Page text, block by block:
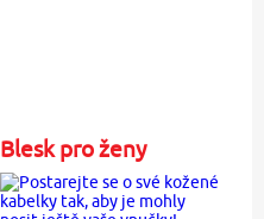
Blesk pro ženy